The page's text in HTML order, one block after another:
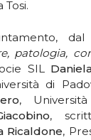
Tosi.
patologia,
SIL
di
,
,
Ricaldone,